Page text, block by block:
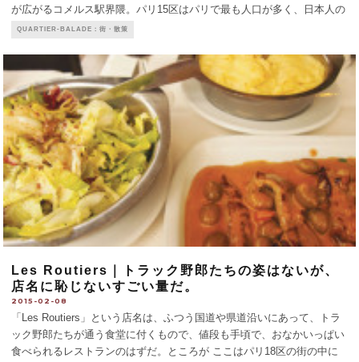
が広がるコメルス駅界隈。パリ15区はパリで最も人口が多く、日本人の
住民も多い。彼がパリジャンになってから、これまで6、9、10、17区の
QUARTIER-BALADE：街・散策
Les Routiers｜トラック野郎たちの姿はないが、
店名に恥じないすごい量だ。
2015-02-08
「Les Routiers」という店名は、ふつう国道や県道沿いにあって、トラ
ック野郎たちが通う食堂に付くもので、値段も手頃で、おなかいっぱい
食べられるレストランのはずだ。ところが ここはパリ18区の街の中に